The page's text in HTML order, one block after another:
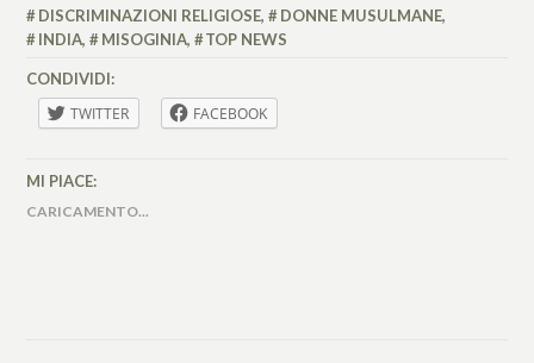
DISCRIMINAZIONI RELIGIOSE, DONNE MUSULMANE,
INDIA, MISOGINIA, TOP NEWS
CONDIVIDI:
TWITTER FACEBOOK
MI PIACE:
CARICAMENTO...